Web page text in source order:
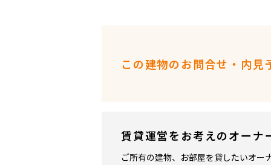
この建物のお問合せ・内見
賃貸運営をお考えのオーナ
ご所有の建物、お部屋を貸したいオー